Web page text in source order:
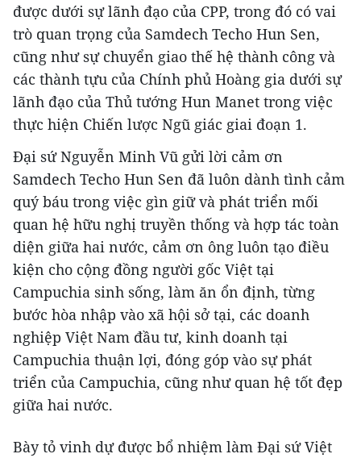
được dưới sự lãnh đạo của CPP, trong đó có vai
trò quan trọng của Samdech Techo Hun Sen,
cũng như sự chuyển giao thế hệ thành công và
các thành tựu của Chính phủ Hoàng gia dưới sự
lãnh đạo của Thủ tướng Hun Manet trong việc
thực hiện Chiến lược Ngũ giác giai đoạn 1.
Đại sứ Nguyễn Minh Vũ gửi lời cảm ơn
Samdech Techo Hun Sen đã luôn dành tình cảm
quý báu trong việc gìn giữ và phát triển mối
quan hệ hữu nghị truyền thống và hợp tác toàn
diện giữa hai nước, cảm ơn ông luôn tạo điều
kiện cho cộng đồng người gốc Việt tại
Campuchia sinh sống, làm ăn ổn định, từng
bước hòa nhập vào xã hội sở tại, các doanh
nghiệp Việt Nam đầu tư, kinh doanh tại
Campuchia thuận lợi, đóng góp vào sự phát
triển của Campuchia, cũng như quan hệ tốt đẹp
giữa hai nước.
Bày tỏ vinh dự được bổ nhiệm làm Đại sứ Việt